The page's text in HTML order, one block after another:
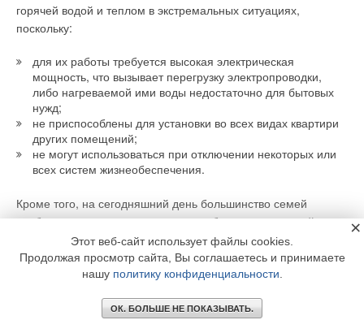
горячей водой и теплом в экстремальных ситуациях,
поскольку:
для их работы требуется высокая электрическая
мощность, что вызывает перегрузку электропроводки,
либо нагреваемой ими воды недостаточно для бытовых
нужд;
не приспособлены для установки во всех видах квартири
других помещений;
не могут использоваться при отключении некоторых или
всех систем жизнеобеспечения.
Кроме того, на сегодняшний день большинство семей
вообще не имеют надежных пожаробезопасных устройств
для автономного отопления и горячего водоснабжения в
случае необходимости. Таким образом, как и в ведущих
зарубежных странах, потребители смогут бесперебойно и
комфортную температуру дома и горячее водоснабжение в
Этот веб-сайт использует файлы cookies.
Продолжая просмотр сайта, Вы соглашаетесь и принимаете
нашу политику конфиденциальности
ОК. БОЛЬШЕ НЕ ПОКАЗЫВАТЬ.
×